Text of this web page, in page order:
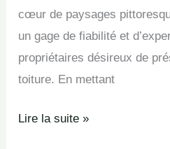
cœur de paysages
un gage de fiabilité et
propriétaires désireux de
toiture. En mettant
Lire la suite »